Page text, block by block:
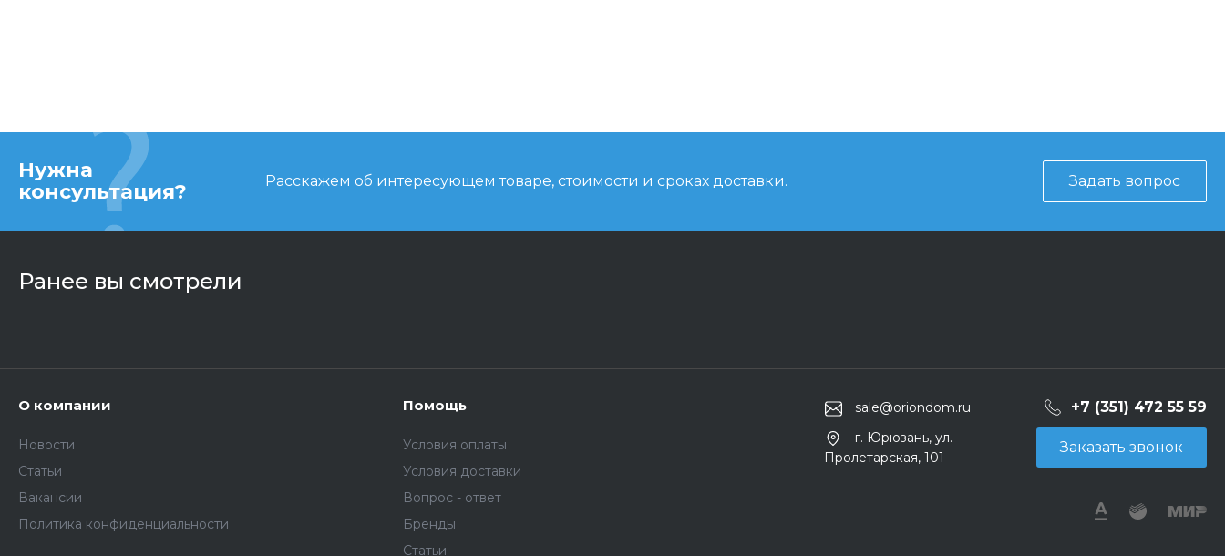
Нужна
консультация?
Расскажем об интересующем товаре, стоимости и сроках доставки. Задать вопрос
Ранее вы смотрели
О компании
Новости
Статьи
Вакансии
Политика конфиденциальности
Помощь
Условия оплаты
Условия доставки
Вопрос - ответ
Бренды
Статьи
sale@oriondom.ru +7 (351) 472 55 59
г. Юрюзань, ул.
Пролетарская, 101
Заказать звонок